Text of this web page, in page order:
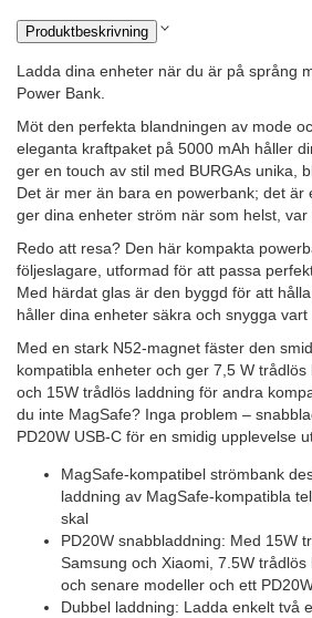
Produktbeskrivning
Ladda dina enheter när du är på språng
Power Bank.
Möt den perfekta blandningen av mode
eleganta kraftpaket på 5000 mAh håller
ger en touch av stil med BURGAs unika,
Det är mer än bara en powerbank; det är
ger dina enheter ström när som helst, var
Redo att resa? Den här kompakta
följeslagare, utformad för att passa
Med härdat glas är den byggd för att
håller dina enheter säkra och snygga vart
Med en stark N52-magnet fäster den
kompatibla enheter och ger 7,5 W
och 15W trådlös laddning för andra
du inte MagSafe? Inga problem –
PD20W USB-C för en smidig upplevelse
MagSafe-kompatibel strömbank
laddning av MagSafe-kompatibla
skal
PD20W snabbladdning: Med 15W
Samsung och Xiaomi, 7.5W
och senare modeller och ett
Dubbel laddning: Ladda enkelt två